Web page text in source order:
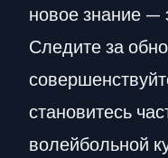
новое знание —
Следите за
становитесь
волейбольной